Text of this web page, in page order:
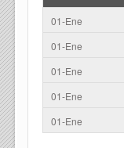
01-Ene
01-Ene
01-Ene
01-Ene
01-Ene